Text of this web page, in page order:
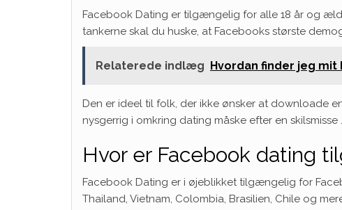
Facebook Dating er tilgængelig for alle 18 år og
tankerne skal du huske, at Facebooks største
Relaterede indlæg Hvordan finder jeg mit
Den er ideel til folk, der ikke ønsker at downloade
nysgerrig i omkring dating måske efter en skilsmisse
Hvor er Facebook dating
Facebook Dating er i øjeblikket tilgængelig for
Thailand, Vietnam, Colombia, Brasilien, Chile og